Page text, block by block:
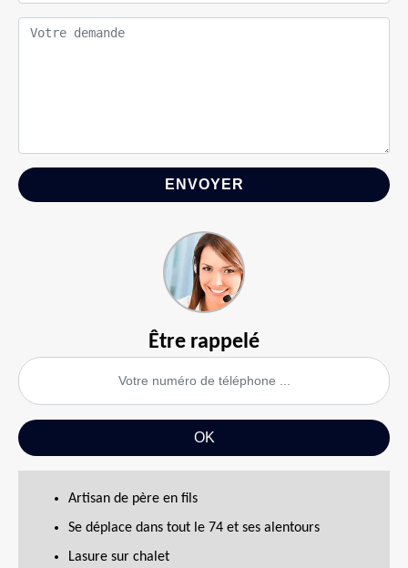
Être rappelé
Artisan de père en fils
Se déplace dans tout le 74 et ses alentours
Lasure sur chalet